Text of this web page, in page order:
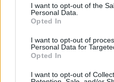
I want to opt-out of the
Personal Data.
Opted In
I want to opt-out of
Personal Data for
Opted In
I want to opt-out of